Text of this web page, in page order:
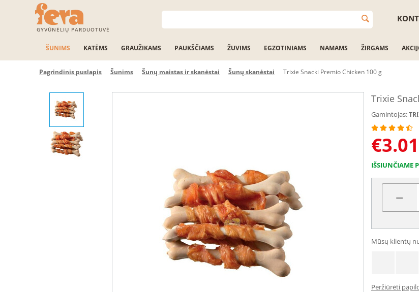
GYVŪNĖLIŲ PARDUOTUVĖ
ŠUNIMS KATĖMS GRAUŽIKAMS PAUKŠČIAMS ŽUVIMS EGZOTINIAMS NAMAMS ŽIRGAMS
Pagrindinis puslapis Šunims Šunų maistas ir skanėstai Šunų skanėstai Trixie Snacki Premio Chicken 100 g
Trixie
Gamintojas:
€3.01
IŠSIUNČIAME
−
Mūsų klientų
Peržiūrėti